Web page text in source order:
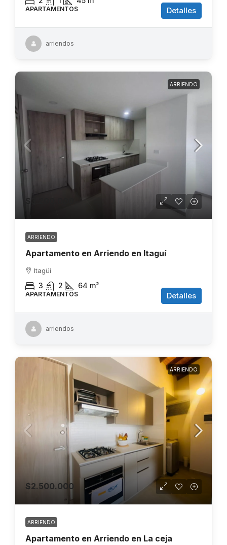
APARTAMENTOS Detalles
arriendos
ARRIENDO
$3.200.000
ARRIENDO
Apartamento en Arriendo en Itaguí
Itagüi
3 2 64 m²
APARTAMENTOS Detalles
arriendos
ARRIENDO
$2.500.000
ARRIENDO
Apartamento en Arriendo en La ceja